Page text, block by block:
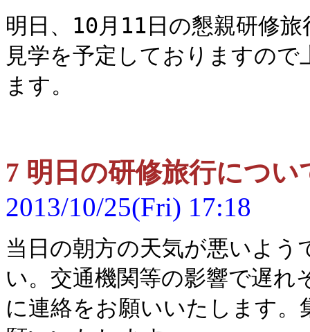
明日、10月11日の懇親研修
見学を予定しておりますの
ます。
7 明日の研修旅行につい
2013/10/25(Fri) 17:18
当日の朝方の天気が悪いよ
い。交通機関等の影響で遅
に連絡をお願いいたします